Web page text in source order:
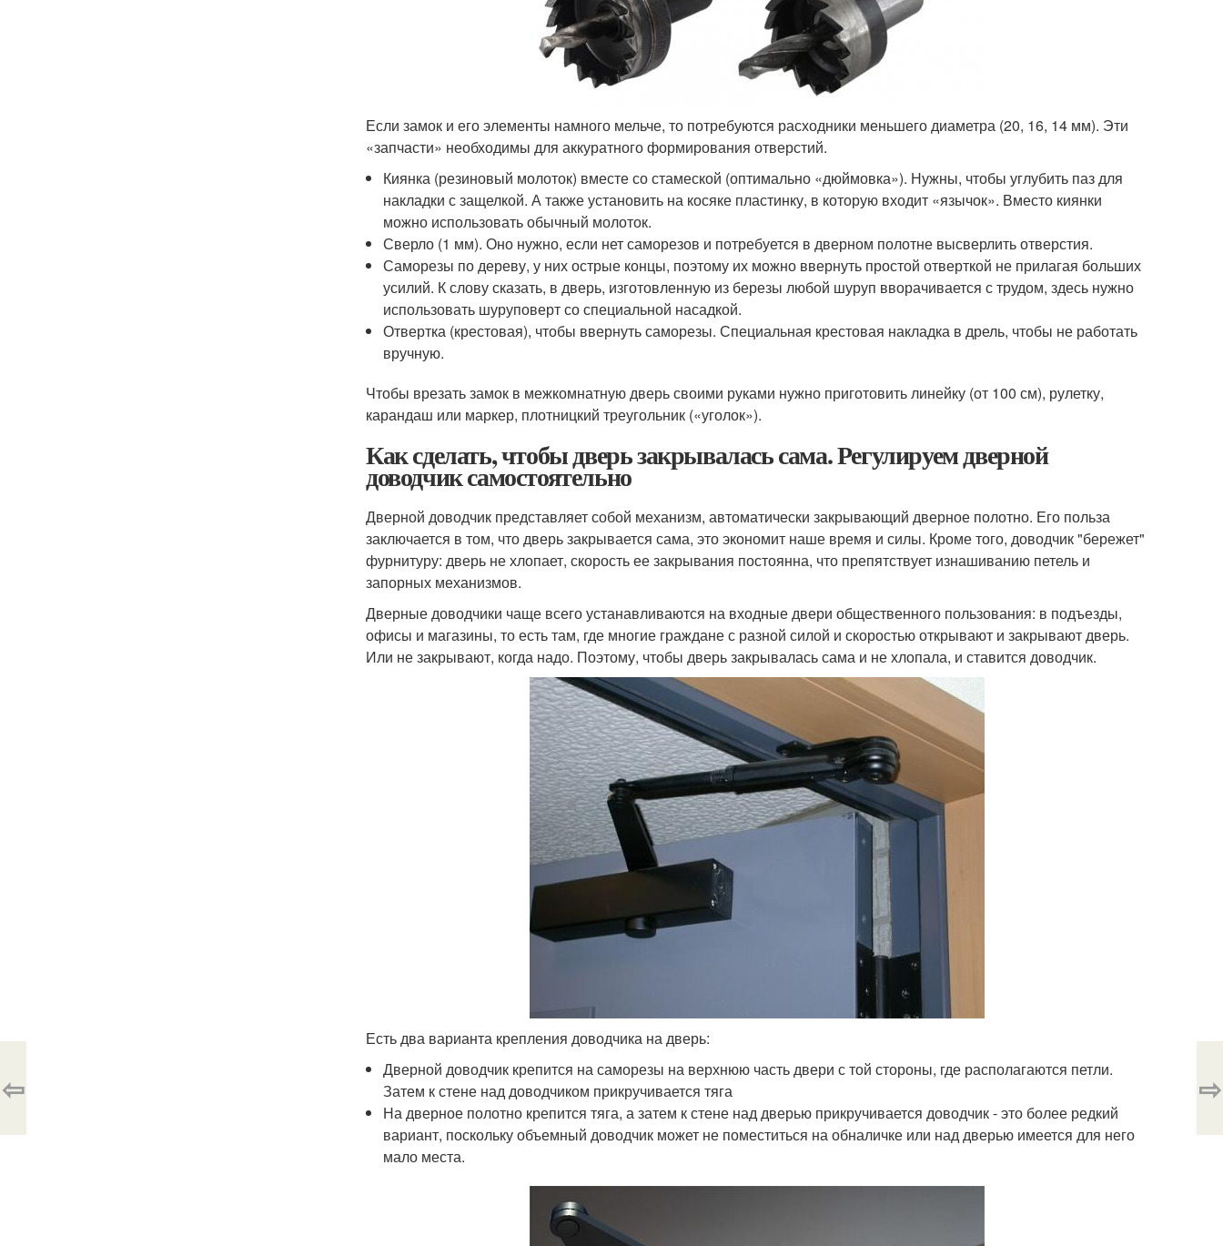
Если замок и его элементы намного мельче, то потребуются расходники меньшего диаметра (20, 16, 14 мм). Эти
«запчасти» необходимы для аккуратного формирования отверстий.
Киянка (резиновый молоток) вместе со стамеской (оптимально «дюймовка»). Нужны, чтобы углубить паз для
накладки с защелкой. А также установить на косяке пластинку, в которую входит «язычок». Вместо киянки
можно использовать обычный молоток.
Сверло (1 мм). Оно нужно, если нет саморезов и потребуется в дверном полотне высверлить отверстия.
Саморезы по дереву, у них острые концы, поэтому их можно ввернуть простой отверткой не прилагая больших
усилий. К слову сказать, в дверь, изготовленную из березы любой шуруп вворачивается с трудом, здесь нужно
использовать шуруповерт со специальной насадкой.
Отвертка (крестовая), чтобы ввернуть саморезы. Специальная крестовая накладка в дрель, чтобы не работать
вручную.
Чтобы врезать замок в межкомнатную дверь своими руками нужно приготовить линейку (от 100 см), рулетку,
карандаш или маркер, плотницкий треугольник («уголок»).
Как сделать, чтобы дверь закрывалась сама. Регулируем дверной
доводчик самостоятельно
Дверной доводчик представляет собой механизм, автоматически закрывающий дверное полотно. Его польза
заключается в том, что дверь закрывается сама, это экономит наше время и силы. Кроме того, доводчик "бережет"
фурнитуру: дверь не хлопает, скорость ее закрывания постоянна, что препятствует изнашиванию петель и
запорных механизмов.
Дверные доводчики чаще всего устанавливаются на входные двери общественного пользования: в подъезды,
офисы и магазины, то есть там, где многие граждане с разной силой и скоростью открывают и закрывают дверь.
Или не закрывают, когда надо. Поэтому, чтобы дверь закрывалась сама и не хлопала, и ставится доводчик.
Есть два варианта крепления доводчика на дверь:
Дверной доводчик крепится на саморезы на верхнюю часть двери с той стороны, где располагаются петли.
Затем к стене над доводчиком прикручивается тяга
На дверное полотно крепится тяга, а затем к стене над дверью прикручивается доводчик - это более редкий
вариант, поскольку объемный доводчик может не поместиться на обналичке или над дверью имеется для него
мало места.
⇦ ⇨